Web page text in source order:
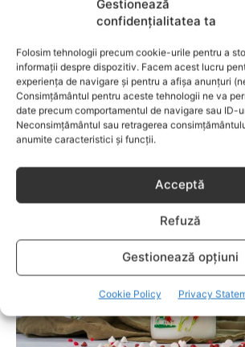
Gestionează
confidențialitatea ta
Folosim tehnologii precum cookie-urile pentru a
informații despre dispozitiv. Facem acest lucru
experiența de navigare și pentru a afișa anunțuri
Consimțământul pentru aceste tehnologii ne va
date precum comportamentul de navigare sau ID-
Neconsimțământul sau retragerea
anumite caracteristici și funcții.
Acceptă
Refuză
Gestionează opțiuni
Cookie Policy Privacy
capitol fascinant dedicat copiilor valoroși
SĂ PREVII! –sunt prezentate soluţii de
copiilor, cât şi pe cea a
RELATED POSTS